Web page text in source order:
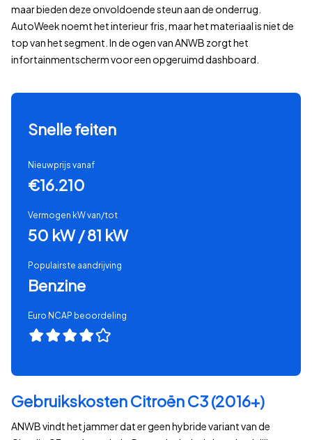
maar bieden deze onvoldoende steun aan de onderrug.
AutoWeek noemt het interieur fris, maar het materiaal is niet de
top van het segment. In de ogen van ANWB zorgt het
infortainmentscherm voor een opgeruimd dashboard.
Snelle feiten
Nieuwprijs vanaf
€16.210
Vermogen kW van/tot
50 kW / 81 kW
Populairste aandrijving
Benzine
Euro NCAP beoordeling
Gebruikskosten Citroën C3 (2016+)
ANWB vindt het jammer dat er geen hybride variant van de